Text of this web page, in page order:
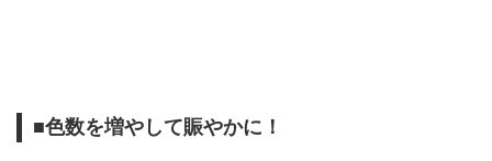
■色数を増やして賑やかに！